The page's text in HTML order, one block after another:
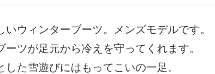
ウィンターブーツ。メンズモデルです。
ーツが足元から冷えを守ってくれます。
した雪遊びにはもってこいの一足。